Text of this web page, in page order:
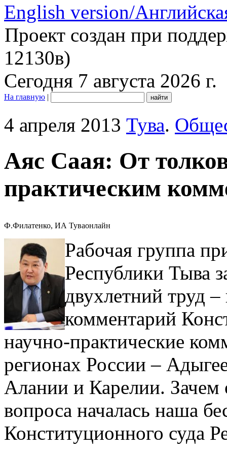
English version/
Проект создан при
12130в)
Сегодня 7 августа 2026 г.
На главную |
4 апреля 2013 Тува.
Аяс Саая: От
практическим
Ф.Филатенко, ИА Туваонлайн
Рабочая группа
Республики Тыва
двухлетний труд
комментарий
научно-практические
регионах России –
Алании и Карелии. Зачем
вопроса началась наша
Конституционного суда